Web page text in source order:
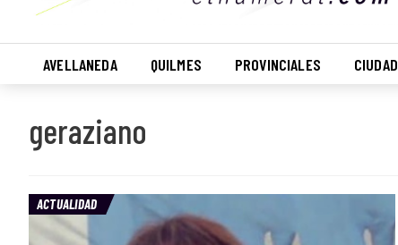
AVELLANEDA QUILMES PROVINCIALES CIUDAD
geraziano
ACTUALIDAD